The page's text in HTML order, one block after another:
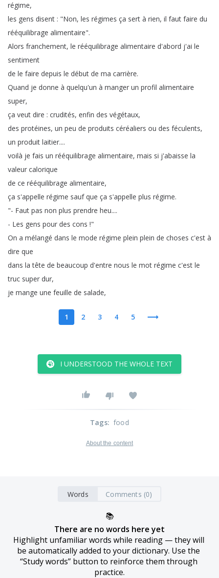
régime,
les gens disent : "Non, les régimes ça sert à rien, il faut faire du
rééquilibrage alimentaire".
Alors franchement, le rééquilibrage alimentaire d'abord j'ai le
sentiment
de le faire depuis le début de ma carrière.
Quand je donne à quelqu'un à manger un profil alimentaire
super,
ça veut dire : crudités, enfin des végétaux,
des protéines, un peu de produits céréaliers ou des féculents,
un produit laitier....
voilà je fais un rééquilibrage alimentaire, mais si j'abaisse la
valeur calorique
de ce rééquilibrage alimentaire,
ça s'appelle régime sauf que ça s'appelle plus régime.
"- Faut pas non plus prendre heu....
- Les gens pour des cons !"
On a mélangé dans le mode régime plein plein de choses c'est à
dire que
dans la tête de beaucoup d'entre nous le mot régime c'est le
truc super dur,
je mange une feuille de salade,
1 2 3 4 5
I UNDERSTOOD THE WHOLE TEXT
Tags: food
About the content
Words Comments (0)
📚
There are no words here yet
Highlight unfamiliar words while reading — they will
be automatically added to your dictionary. Use the
“Study words” button to reinforce them through
practice.